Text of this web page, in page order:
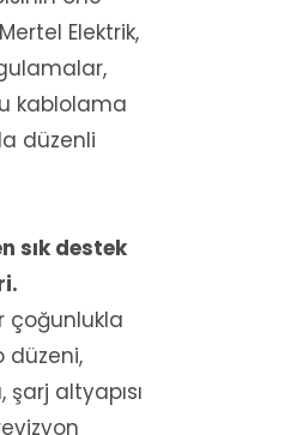
Elektrik,
kablolama
düzenli
sık destek
çoğunlukla
düzeni,
altyapısı